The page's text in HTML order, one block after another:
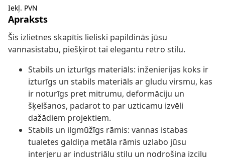
Iekļ. PVN
Apraksts
Šis izlietnes skapītis lieliski papildinās jūsu
vannasistabu, piešķirot tai elegantu retro stilu.
Stabils un izturīgs materiāls: inženierijas koks ir
izturīgs un stabils materiāls ar gludu virsmu, kas
ir noturīgs pret mitrumu, deformāciju un
šķelšanos, padarot to par uzticamu izvēli
dažādiem projektiem.
Stabils un ilgmūžīgs rāmis: vannas istabas
tualetes galdiņa metāla rāmis uzlabo jūsu
interjeru ar industriālu stilu un nodrošina izcilu